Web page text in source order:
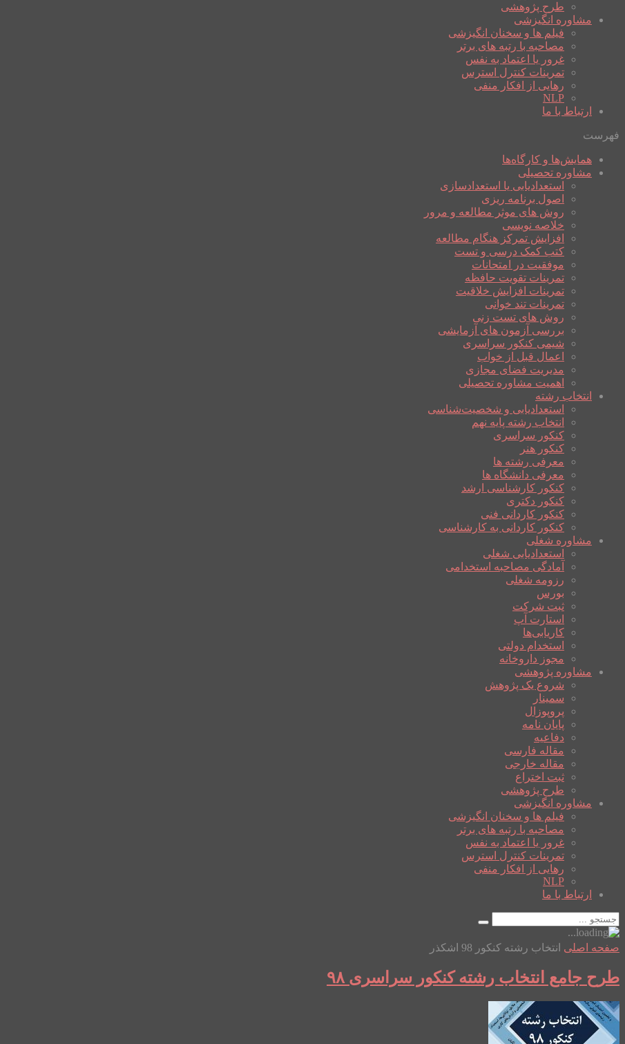
طرح پژوهشی
مشاوره انگیزشی
فیلم ها و سخنان انگیزشی
مصاحبه با رتبه های برتر
غرور یا اعتماد به نفس
تمرینات کنترل استرس
رهایی از افکار منفی
NLP
ارتباط با ما
فهرست
همایش‌ها و کارگاه‌ها
مشاوره تحصیلی
استعدادیابی یا استعدادسازی
اصول برنامه ریزی
روش های موثر مطالعه و مرور
خلاصه نویسی
افزایش تمرکز هنگام مطالعه
کتب کمک درسی و تست
موفقیت در امتحانات
تمرینات تقویت حافظه
تمرینات افزایش خلاقیت
تمرینات تند خوانی
روش های تست زنی
بررسی آزمون های آزمایشی
شیمی کنکور سراسری
اعمال قبل از خواب
مدیریت فضای مجازی
اهمیت مشاوره تحصیلی
انتخاب رشته
استعدادیابی و شخصیت‌شناسی
انتخاب رشته پایه نهم
کنکور سراسری
کنکور هنر
معرفی رشته ها
معرفی دانشگاه ها
کنکور کارشناسی ارشد
کنکور دکتری
کنکور کاردانی فنی
کنکور کاردانی به کارشناسی
مشاوره شغلی
استعدادیابی شغلی
آمادگی مصاحبه استخدامی
رزومه شغلی
بورس
ثبت شرکت
استارت آپ
کاریابی‌ها
استخدام دولتی
مجوز داروخانه
مشاوره پژوهشی
شروع یک پژوهش
سمینار
پروپوزال
پایان نامه
دفاعیه
مقاله فارسی
مقاله خارجی
ثبت اختراع
طرح پژوهشی
مشاوره انگیزشی
فیلم ها و سخنان انگیزشی
مصاحبه با رتبه های برتر
غرور یا اعتماد به نفس
تمرینات کنترل استرس
رهایی از افکار منفی
NLP
ارتباط با ما
صفحه اصلی انتخاب رشته کنکور 98 اشکذر
طرح جامع انتخاب رشته کنکور سراسری ۹۸